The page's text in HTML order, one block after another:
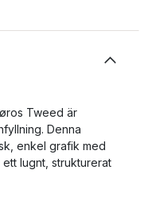
Tweed är
Denna
enkel grafik med
lugnt, strukturerat